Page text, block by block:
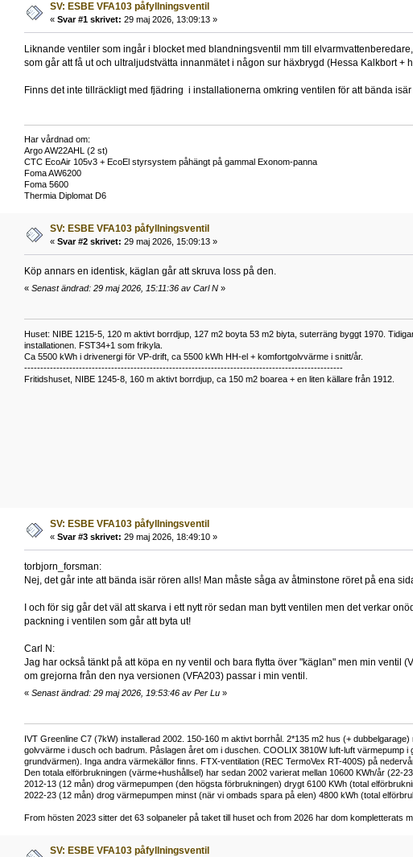
SV: ESBE VFA103 påfyllningsventil
« Svar #1 skrivet: 29 maj 2026, 13:09:13 »
Liknande ventiler som ingår i blocket med blandningsventil mm till
som går att få ut och ultraljudstvätta innanmätet i någon sur häxbrygd (Hessa Kalkbort +
Finns det inte tillräckligt med fjädring i installationerna omkring ventilen för att bända
Har vårdnad om:
Argo AW22AHL (2 st)
CTC EcoAir 105v3 + EcoEl styrsystem påhängt på gammal Exonom-panna
Foma AW6200
Foma 5600
Thermia Diplomat D6
SV: ESBE VFA103 påfyllningsventil
« Svar #2 skrivet: 29 maj 2026, 15:09:13 »
Köp annars en identisk, käglan går att skruva loss på den.
« Senast ändrad: 29 maj 2026, 15:11:36 av Carl N»
Huset: NIBE 1215-5, 120 m aktivt borrdjup, 127 m2 boyta 53 m2 biyta, suterräng byggt 1970.
installationen. FST34+1 som frikyla.
Ca 5500 kWh i drivenergi för VP-drift, ca 5500 kWh HH-el + komfortgolvvärme i snitt/år.
---------------------------------------------------------------------------------------------------
Fritidshuset, NIBE 1245-8, 160 m aktivt borrdjup, ca 150 m2 boarea + en liten källare från 1912.
SV: ESBE VFA103 påfyllningsventil
« Svar #3 skrivet: 29 maj 2026, 18:49:10 »
torbjorn_forsman:
Nej, det går inte att bända isär rören alls! Man måste såga av åtminstone röret på ena
I och för sig går det väl att skarva i ett nytt rör sedan man bytt ventilen men det verkar
packning i ventilen som går att byta ut!
Carl N:
Jag har också tänkt på att köpa en ny ventil och bara flytta över "käglan" men min ventil
om grejorna från den nya versionen (VFA203) passar i min ventil.
« Senast ändrad: 29 maj 2026, 19:53:46 av Per Lu»
IVT Greenline C7 (7kW) installerad 2002. 150-160 m aktivt borrhål. 2*135 m2 hus (+
golvvärme i dusch och badrum. Påslagen året om i duschen. COOLIX 3810W luft-luft värmepump
grundvärmen). Inga andra värmekällor finns. FTX-ventilation (REC TermoVex RT-400S) på
Den totala elförbrukningen (värme+hushållsel) har sedan 2002 varierat mellan 10600 KWh/år (22-
2012-13 (12 mån) drog värmepumpen (den högsta förbrukningen) drygt 6100 KWh (total
2022-23 (12 mån) drog värmepumpen minst (när vi ombads spara på elen) 4800 kWh (total
From hösten 2023 sitter det 63 solpaneler på taket till huset och from 2026 har dom kompletterats
SV: ESBE VFA103 påfyllningsventil